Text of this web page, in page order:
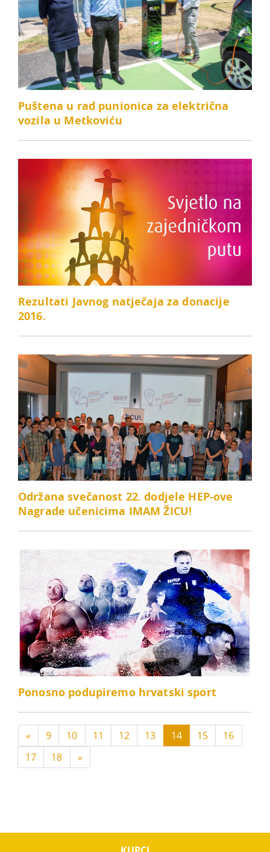
Puštena u rad punionica za električna
vozila u Metkoviću
Rezultati Javnog natječaja za donacije
2016.
Održana svečanost 22. dodjele HEP-ove
Nagrade učenicima IMAM ŽICU!
Ponosno podupiremo hrvatski sport
« 9 10 11 12 13 14 15
16
17
18 »